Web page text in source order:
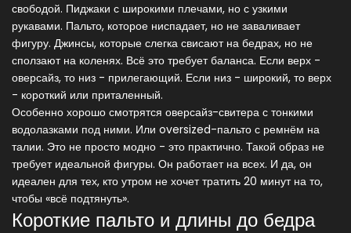
свободой. Пиджаки с широкими плечами, но с узкими
рукавами. Пальто, которое ниспадает, но не заваливает
фигуру. Джинсы, которые слегка свисают на бедрах, но не
сползают на коленях. Всё это требует баланса. Если верх -
оверсайз, то низ - прилегающий. Если низ - широкий, то верх
- короткий или приталенный.
Особенно хорошо смотрятся оверсайз-свитера с тонкими
водолазками под ними. Или oversized-пальто с ремнём на
талии. Это не просто модно - это практично. Такой образ не
требует идеальной фигуры. Он работает на всех. И да, он
идеален для тех, кто утром не хочет тратить 20 минут на то,
чтобы «всё подтянуть».
Короткие пальто и длины до бедра